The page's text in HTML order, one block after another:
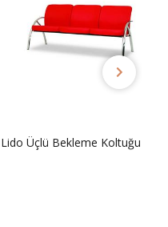
Lido Üçlü Bekleme Koltuğu